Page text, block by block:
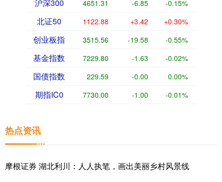
沪深300 4651.31 -6.85 -0.15%
北证50 1122.88 +3.42 +0.30%
创业板指 3515.56 -19.58 -0.55%
基金指数 7229.80 -1.63 -0.02%
国债指数 229.59 -0.00 0.00%
期指IC0 7730.00 -1.00 -0.01%
热点资讯
摩根证券 湖北利川：人人执笔，画出美丽乡村风景线